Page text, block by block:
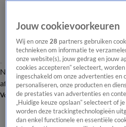
Nieuws van de DagOpinie van de
afleveringVideo's Nieuws van de
Volg Nieuws van de Dag
Jouw cookievoorkeuren
Wij en onze28 partners gebruiken
technieken om informatie te
onze website(s), jouw gedrag en jouw
cookies accepteren” selecteert,
ingeschakeld om onze advertenties en
personaliseren, onze producten en
de prestaties van advertenties en
„Huidige keuze opslaan” selecteert of
worden deze trackingtechnologieën
dan enkel functionele en essentiële